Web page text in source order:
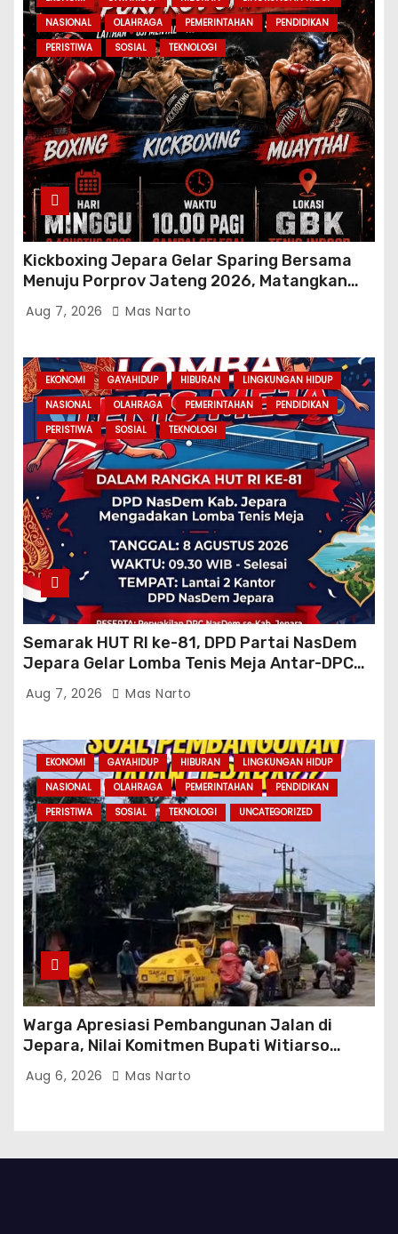
NASIONAL
OLAHRAGA PEMERINTAHAN
PENDIDIKAN
PERISTIWA
SOSIAL TEKNOLOGI
Kickboxing Jepara Gelar Sparing Bersama
Menuju Porprov Jateng 2026, Matangkan
Fisik dan Teknik Atlet
Aug 7, 2026 Mas Narto
EKONOMI GAYAHIDUP HIBURAN
LINGKUNGAN HIDUP
NASIONAL
OLAHRAGA PEMERINTAHAN
PENDIDIKAN
PERISTIWA
SOSIAL TEKNOLOGI
Semarak HUT RI ke-81, DPD Partai NasDem
Jepara Gelar Lomba Tenis Meja Antar-DPC
Se-Kabupaten
Aug 7, 2026 Mas Narto
EKONOMI GAYAHIDUP HIBURAN
LINGKUNGAN HIDUP
NASIONAL
OLAHRAGA PEMERINTAHAN
PENDIDIKAN
PERISTIWA
SOSIAL TEKNOLOGI UNCATEGORIZED
Warga Apresiasi Pembangunan Jalan di
Jepara, Nilai Komitmen Bupati Witiarso
Tingkatkan Infrastruktur dan Perekonomian
Aug 6, 2026 Mas Narto